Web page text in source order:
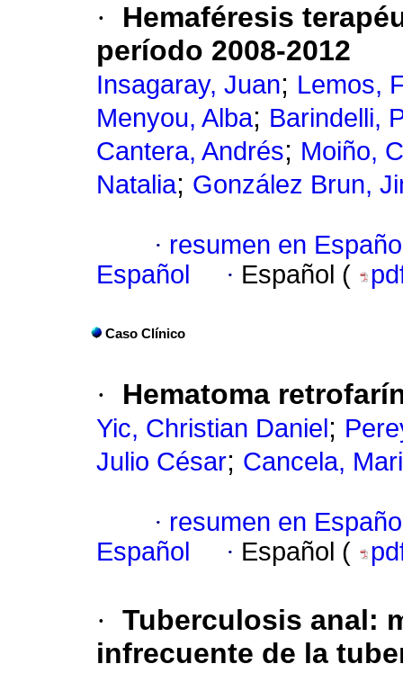
·
Hemaféresis
período 2008-2012
Insagaray, Juan; Lemos,
Menyou, Alba; Barindelli,
Cantera, Andrés; Moiño,
Natalia; González Brun,
· resumen en
Español
· Español (
Caso Clínico
· Hematoma
Yic, Christian Daniel ;
Julio César; Cancela,
· resumen en
Español
· Español (
· Tuberculosis anal:
infrecuente de la